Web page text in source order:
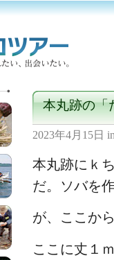
本丸跡の「
2023年4月15日
本丸跡にｋ
だ。ソバを
が、ここか
ここに丈１